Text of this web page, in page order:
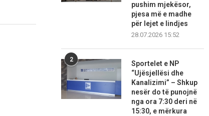
pushim mjekësor,
pjesa më e madhe
për lejet e lindjes
28.07.2026 15:52
2
Sportelet e NP
“Ujësjellësi dhe
Kanalizimi” – Shkup
nesër do të punojnë
nga ora 7:30 deri në
15:30, e mërkura